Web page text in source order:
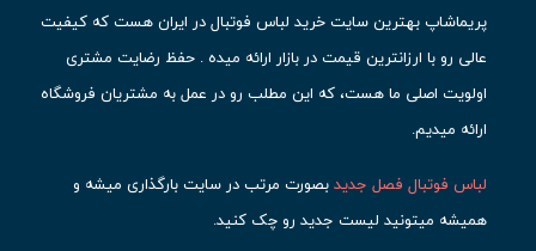
پریماشاپ بهترین سایت خرید لباس فوتبال در ایران هست که کیفیت
عالی رو با ارزانترین قیمت در بازار ارائه میده . حفظ رضایت مشتری
اولویت اصلی ما هست، که این مطلب رو در عمل به مشتریان فروشگاه
ارائه میدیم.
لباس فوتبال فصل جدیدبصورت مرتب در سایت بارگذاری میشه و
همیشه میتونید لیست جدید رو چک کنید.